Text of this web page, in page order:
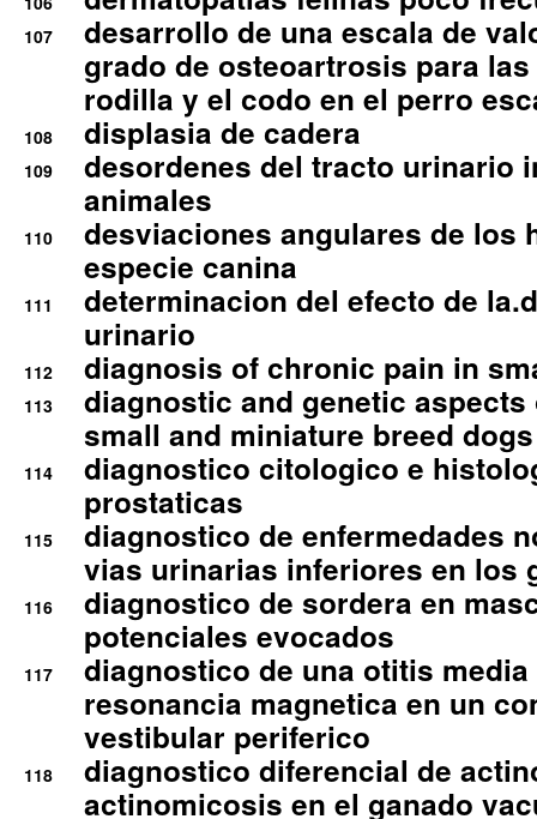
107
desarrollo de una escala de
grado de osteoartrosis para
rodilla y el codo en el perro
108 displasia de cadera
109
desordenes del tracto urinario
animales
110
desviaciones angulares de los
especie canina
111
determinacion del efecto de
urinario
112 diagnosis of chronic pain in
113
diagnostic and genetic
small and miniature breed
114
diagnostico citologico e
prostaticas
115
diagnostico de enfermedades
vias urinarias inferiores en los
116
diagnostico de sordera en
potenciales evocados
117
diagnostico de una otitis
resonancia magnetica en un
vestibular periferico
118
diagnostico diferencial de
actinomicosis en el ganado